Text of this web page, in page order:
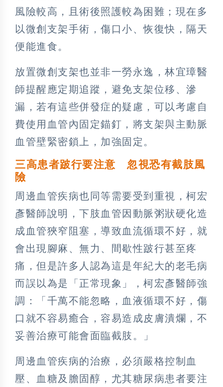
風險較高，且術後照護較為困難；現在多
以微創支架手術，傷口小、恢復快，隔天
便能進食。
放置微創支架也並非一勞永逸，林宜璋醫
師提醒應定期追蹤，避免支架位移、滲
漏，若有這些併發症的疑慮，可以考慮自
費使用血管內固定錨釘，將支架與主動脈
血管壁緊密鎖上，加強固定。
三高患者跛行要注意 忽視恐有截肢風
險
周邊血管疾病也同等需要受到重視，柯宏
彥醫師說明，下肢血管因動脈粥狀硬化造
成血管狹窄阻塞，導致血流循環不好，就
會出現腳麻、無力、間歇性跛行甚至疼
痛，但是許多人認為這是年紀大的老毛病
而誤以為是「正常現象」，柯宏彥醫師強
調：「千萬不能忽略，血液循環不好，傷
口就不容易癒合，容易造成皮膚潰爛，不
妥善治療可能會面臨截肢。」
周邊血管疾病的治療，必須嚴格控制血
壓、血糖及膽固醇，尤其糖尿病患者要注